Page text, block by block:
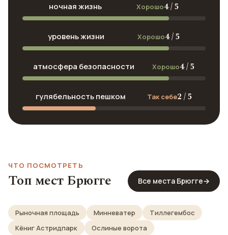
ночная жизнь Хорошо4 / 5
уровень жизни Хорошо4 / 5
атмосфера безопасности Хорошо4 / 5
гулябельность пешком Так себе2 / 5
ЧТО ПОСМОТРЕТЬ
Топ мест Брюгге Все места Брюгге→
Рыночная площадь Минневатер
Тиллегембос
Кёниг Астридпарк
Ослиные ворота